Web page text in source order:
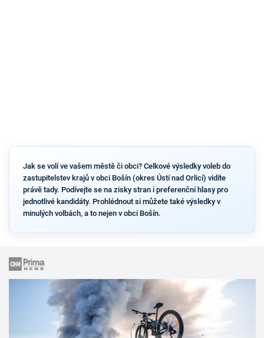
Jak se volí ve vašem městě či obci? Celkové výsledky voleb do
zastupitelstev krajů v obci Bošín (okres Ústí nad Orlicí) vidíte
právě tady. Podívejte se na zisky stran i preferenční hlasy pro
jednotlivé kandidáty. Prohlédnout si můžete také výsledky v
minulých volbách, a to nejen v obci Bošín.